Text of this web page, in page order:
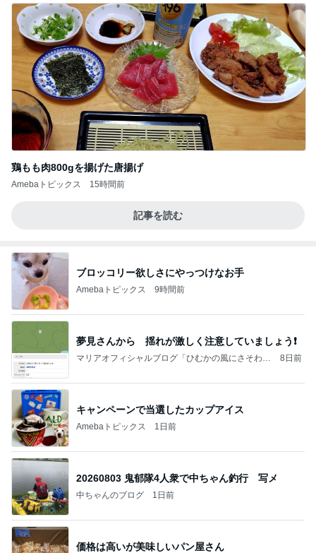
鶏もも肉800gを揚げた唐揚げ
Amebaトピックス 15時間前
記事を読む
ブロッコリー欲しさにやっつけなお手
Amebaトピックス 9時間前
夢見さんから 揺れが激しく注意していましょう❗️
マリアオフィシャルブログ「ひむかの風にさそわれ
8日前
キャンペーンで当選したカップアイス
Amebaトピックス 1日前
20260803 鬼郁隊4人衆で中ちゃん釣行 写メ
中ちゃんのブログ 1日前
価格は高いが美味しいパン屋さん